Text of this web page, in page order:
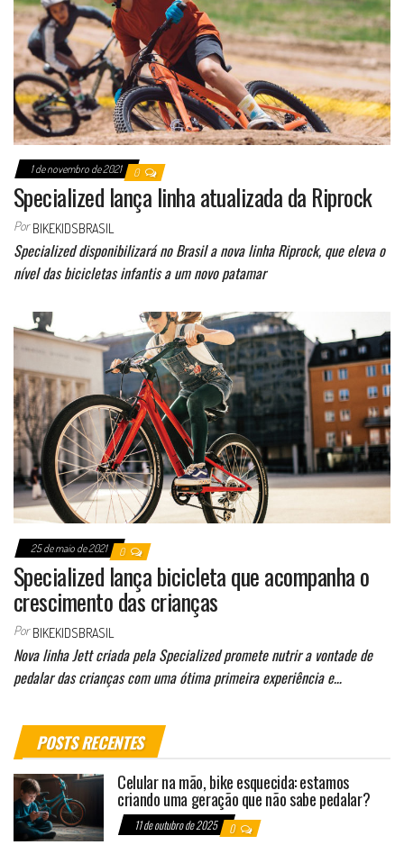
1 de novembro de 2021 0
Specialized lança linha atualizada da Riprock
Por BIKEKIDSBRASIL
Specialized disponibilizará no Brasil a nova linha Riprock, que eleva o
nível das bicicletas infantis a um novo patamar
25 de maio de 2021 0
Specialized lança bicicleta que acompanha o
crescimento das crianças
Por BIKEKIDSBRASIL
Nova linha Jett criada pela Specialized promete nutrir a vontade de
pedalar das crianças com uma ótima primeira experiência e…
POSTS RECENTES
Celular na mão, bike esquecida: estamos
criando uma geração que não sabe pedalar?
11 de outubro de 2025 0